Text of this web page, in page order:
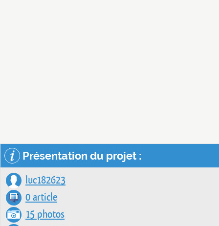
Présentation du projet :
luc182623
0 article
15 photos